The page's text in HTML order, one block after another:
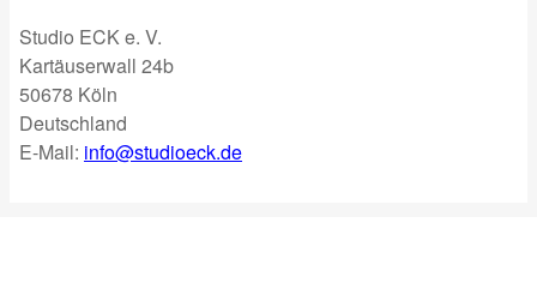
Studio ECK e. V.
Kartäuserwall 24b
50678 Köln
Deutschland
E-Mail: info@studioeck.de